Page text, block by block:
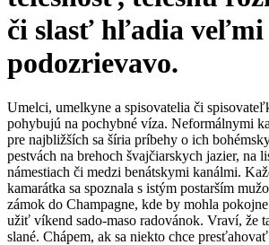
či slasť hľadia veľmi
podozrievavo.
Umelci, umelkyne a spisovatelia či
pohybujú na pochybné víza. Neformálnymi
pre najbližších sa šíria príbehy o ich
pestvách na brehoch švajčiarskych jazier, na
námestiach či medzi benátskymi kanálmi.
kamarátka sa spoznala s istým postarším
zámok do Champagne, kde by mohla
užiť víkend sado-maso radovánok. Vraví, že
slané. Chápem, ak sa niekto chce